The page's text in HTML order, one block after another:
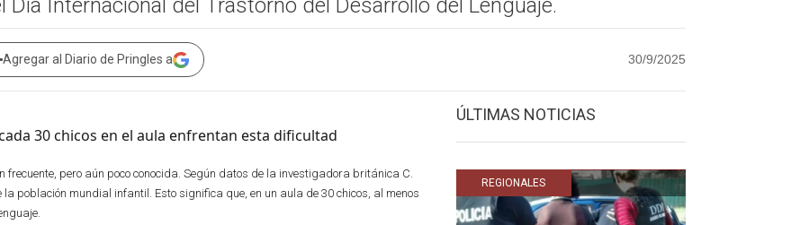
Internacional del Trastorno del Desarrollo del Lenguaje.
Agregar al Diario de Pringles a 30/9/2025
frecuente, pero aún poco conocida. Según datos de la investigadora británica C.
población mundial infantil. Esto significa que, en un aula de 30 chicos, al menos
ÚLTIMAS NOTICIAS
REGIONALES